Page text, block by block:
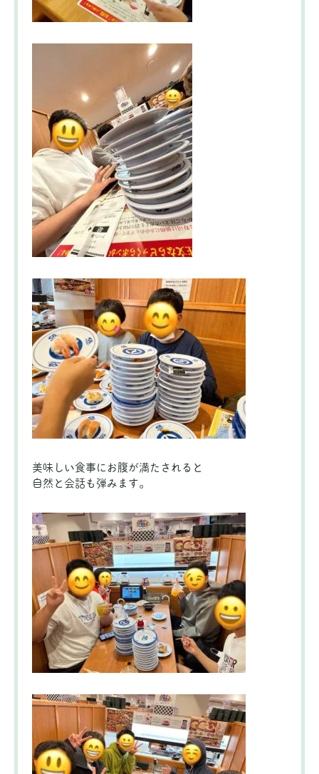
美味しい食事にお腹が満たされると
自然と会話も弾みます。